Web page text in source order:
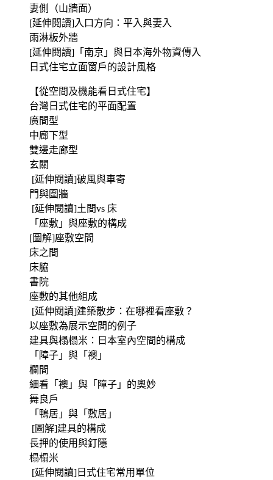
妻側（山牆面）
[延伸閱讀]入口方向：平入與妻入
雨淋板外牆
[延伸閱讀]「南京」與日本海外物資傳入
日式住宅立面窗戶的設計風格
【從空間及機能看日式住宅】
台灣日式住宅的平面配置
廣間型
中廊下型
雙邊走廊型
玄關
[延伸閱讀]破風與車寄
門與圍牆
[延伸閱讀]土間vs 床
「座敷」與座敷的構成
[圖解]座敷空間
床之間
床脇
書院
座敷的其他組成
[延伸閱讀]建築散步：在哪裡看座敷？
以座敷為展示空間的例子
建具與榻榻米：日本室內空間的構成
「障子」與「襖」
欄間
細看「襖」與「障子」的奧妙
舞良戶
「鴨居」與「敷居」
[圖解]建具的構成
長押的使用與釘隱
榻榻米
[延伸閱讀]日式住宅常用單位